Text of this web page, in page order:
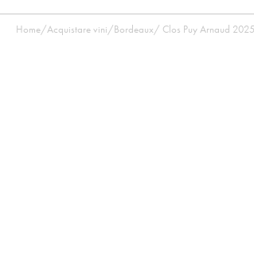
Home/Acquistare vini/Bordeaux/ Clos